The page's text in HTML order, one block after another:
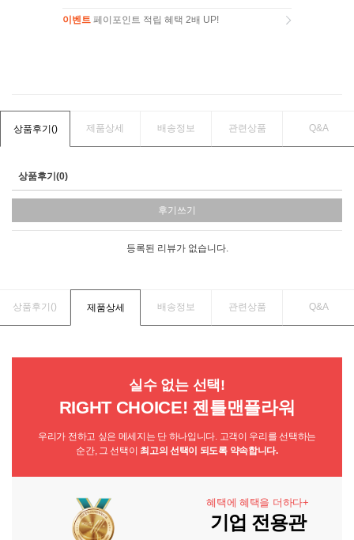
이벤트 페이포인트 적립 혜택 2배 UP!
상품후기() 제품상세 배송정보 관련상품 Q&A
상품후기(0)
후기쓰기
등록된 리뷰가 없습니다.
상품후기() 제품상세 배송정보 관련상품 Q&A
실수 없는 선택!
RIGHT CHOICE! 젠틀맨플라워
우리가 전하고 싶은 메세지는 단 하나입니다. 고객이 우리를 선택하는
순간, 그 선택이 최고의 선택이 되도록 약속합니다.
혜택에 혜택을 더하다+
기업 전용관